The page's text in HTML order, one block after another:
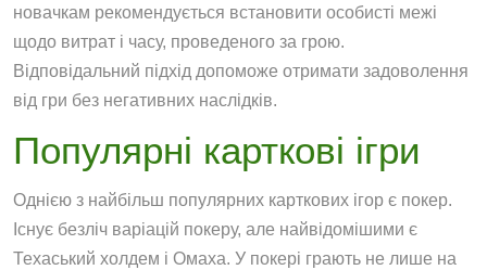
новачкам рекомендується встановити особисті межі
щодо витрат і часу, проведеного за грою.
Відповідальний підхід допоможе отримати задоволення
від гри без негативних наслідків.
Популярні карткові ігри
Однією з найбільш популярних карткових ігор є покер.
Існує безліч варіацій покеру, але найвідомішими є
Техаський холдем і Омаха. У покері грають не лише на